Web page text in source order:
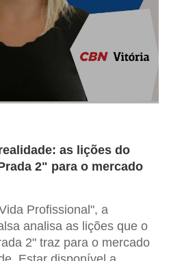
as lições do
2" para o mercado
Profissional", a
analisa as lições que o
2" traz para o mercado